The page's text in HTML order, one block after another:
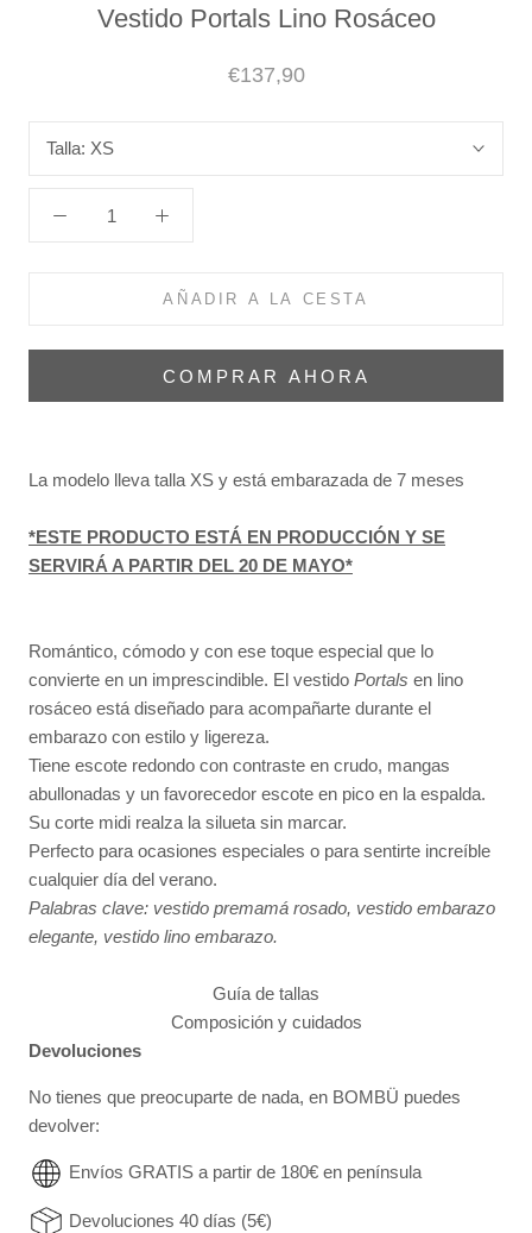
Vestido Portals Lino Rosáceo
€137,90
Talla: XS
AÑADIR A LA CESTA
COMPRAR AHORA
La modelo lleva talla XS y está embarazada de 7 meses
*ESTE PRODUCTO ESTÁ EN PRODUCCIÓN Y SE
SERVIRÁ A PARTIR DEL 20 DE MAYO*
Romántico, cómodo y con ese toque especial que lo
convierte en un imprescindible. El vestido Portals en lino
rosáceo está diseñado para acompañarte durante el
embarazo con estilo y ligereza.
Tiene escote redondo con contraste en crudo, mangas
abullonadas y un favorecedor escote en pico en la espalda.
Su corte midi realza la silueta sin marcar.
Perfecto para ocasiones especiales o para sentirte increíble
cualquier día del verano.
Palabras clave: vestido premamá rosado, vestido embarazo
elegante, vestido lino embarazo.
Guía de tallas
Composición y cuidados
Devoluciones
No tienes que preocuparte de nada, en BOMBÜ puedes
devolver:
Envíos GRATIS a partir de 180€ en península
Devoluciones 40 días (5€)